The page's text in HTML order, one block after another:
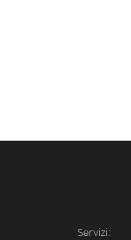
Servizi: